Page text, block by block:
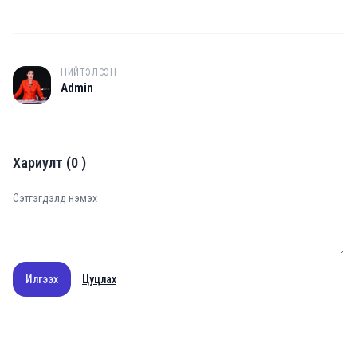
A
НИЙТЭЛСЭН
Admin
Хариулт (0)
Илгээх Цуцлах